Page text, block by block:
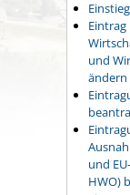
und
ändern
und
HWO)